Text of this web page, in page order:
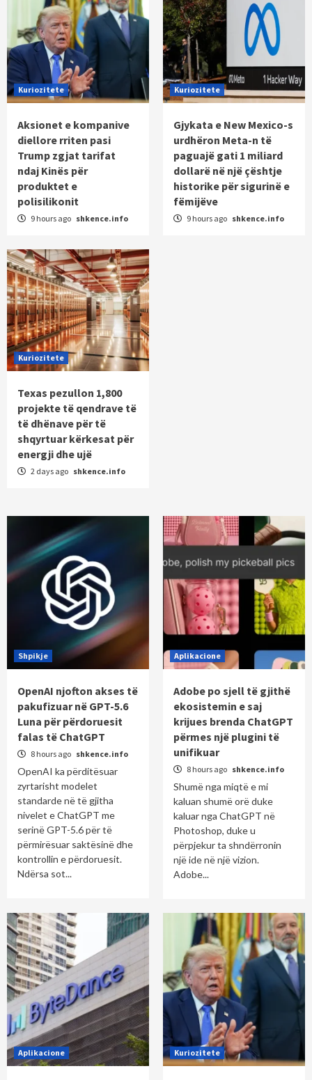
Kuriozitete
Aksionet e kompanive
diellore rriten pasi
Trump zgjat tarifat
ndaj Kinës për
produktet e
polisilikonit
9 hours ago shkence.info
Kuriozitete
Gjykata e New Mexico-s
urdhëron Meta-n të
paguajë gati 1 miliard
dollarë në një çështje
historike për sigurinë e
fëmijëve
9 hours ago shkence.info
Kuriozitete
Texas pezullon 1,800
projekte të qendrave të
të dhënave për të
shqyrtuar kërkesat për
energji dhe ujë
2 days ago shkence.info
Shpikje
OpenAI njofton akses të
pakufizuar në GPT-5.6
Luna për përdoruesit
falas të ChatGPT
8 hours ago shkence.info
OpenAI ka përditësuar
zyrtarisht modelet
standarde në të gjitha
nivelet e ChatGPT me
serinë GPT-5.6 për të
përmirësuar saktësinë dhe
kontrollin e përdoruesit.
Ndërsa sot...
Aplikacione
Adobe po sjell të gjithë
ekosistemin e saj
krijues brenda ChatGPT
përmes një plugini të
unifikuar
8 hours ago shkence.info
Shumë nga miqtë e mi
kaluan shumë orë duke
kaluar nga ChatGPT në
Photoshop, duke u
përpjekur ta shndërronin
një ide në një vizion.
Adobe...
Aplikacione Kuriozitete